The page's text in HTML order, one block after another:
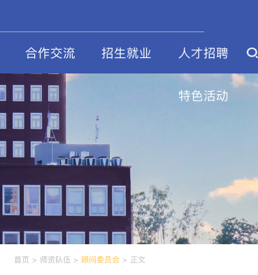
合作交流 招生就业 人才招聘
特色活动
首页 > 师资队伍> 顾问委员会> 正文